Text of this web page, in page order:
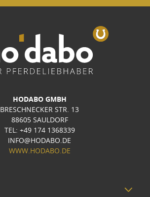
HODABO GMBH
BRESCHNECKER STR. 13
88605 SAULDORF
TEL: +49 174 1368339
INFO@HODABO.DE
WWW.HODABO.DE